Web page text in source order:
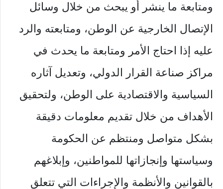
ومتابعة ما ينشر أو يبحث من خلال وسائل
الإتصال الخارجية عن الوطن، ومتابعته والرد
عليه إذا احتاج الأمر ومتابعة ما يحدث في
مراكز صناعة القرار الدولي، وتعديل آثاره
السياسية والاقتصادية على الوطن، ولتحقيق
الأهداف من خلال تقديم معلومات دقيقة
بشكل متواصل ومنتظم عن الحكومة
وسياستها وإنجازاتها للمواطنين، وإبلاغهم
بالقوانين والأنظمة والإجراءات التي تتعلق